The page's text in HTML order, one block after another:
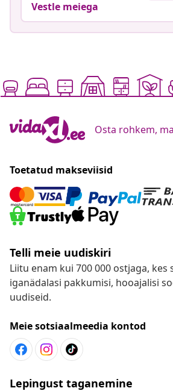
Vestle meiega
Osta rohkem,
Toetatud makseviisid
Telli meie uudiskiri
Liitu enam kui 700 000 ostjaga, kes
iganädalasi pakkumisi, hooajalisi
uudiseid.
Meie sotsiaalmeedia kontod
Lepingust taganemine